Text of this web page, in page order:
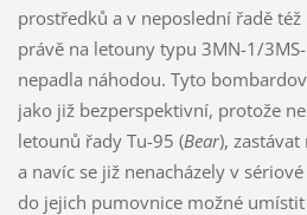
prostředků a v neposlední řadě též
právě na letouny typu 3MN-1/
nepadla náhodou. Tyto
jako již bezperspektivní, protože
letounů řady Tu-95 (Bear),
a navíc se již nenacházely v
do jejich pumovnice možné